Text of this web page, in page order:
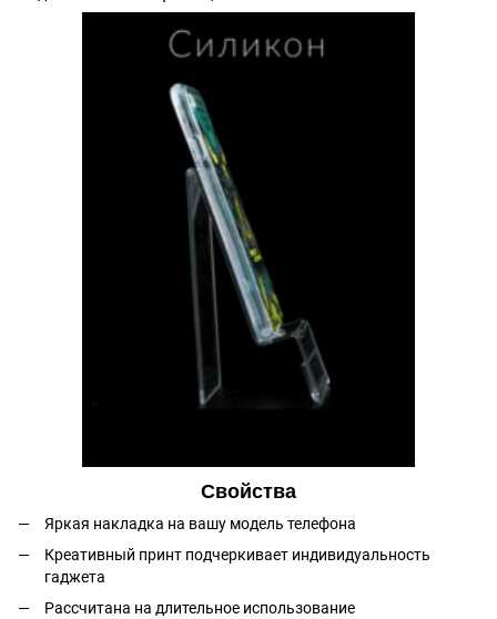
Свойства
Яркая накладка на вашу модель телефона
Креативный принт подчеркивает индивидуальность
гаджета
Рассчитана на длительное использование